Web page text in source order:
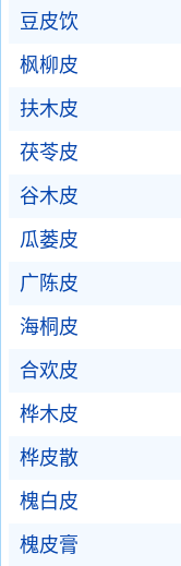
豆皮饮
枫柳皮
扶木皮
茯苓皮
谷木皮
瓜蒌皮
广陈皮
海桐皮
合欢皮
桦木皮
桦皮散
槐白皮
槐皮膏